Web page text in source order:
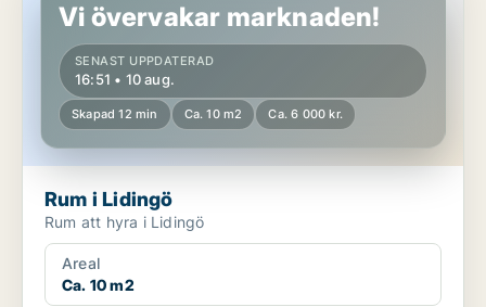
Vi övervakar marknaden!
SENAST UPPDATERAD
16:51 • 10 aug.
Skapad 12 min Ca. 10 m2 Ca. 6 000 kr.
Rum i Lidingö
Rum att hyra i Lidingö
Areal
Ca. 10 m2